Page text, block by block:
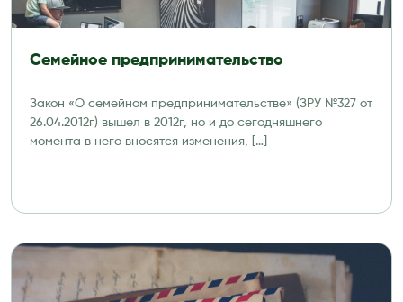
Семейное предпринимательство
Закон «О семейном предпринимательстве» (ЗРУ №327 от
26.04.2012г) вышел в 2012г, но и до сегодняшнего
момента в него вносятся изменения, […]